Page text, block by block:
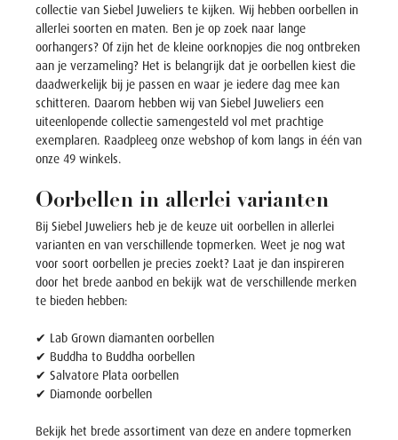
collectie van Siebel Juweliers te kijken. Wij hebben oorbellen in
allerlei soorten en maten. Ben je op zoek naar lange
oorhangers? Of zijn het de kleine oorknopjes die nog ontbreken
aan je verzameling? Het is belangrijk dat je oorbellen kiest die
daadwerkelijk bij je passen en waar je iedere dag mee kan
schitteren. Daarom hebben wij van Siebel Juweliers een
uiteenlopende collectie samengesteld vol met prachtige
exemplaren. Raadpleeg onze webshop of kom langs in één van
onze 49 winkels.
Oorbellen in allerlei varianten
Bij Siebel Juweliers heb je de keuze uit oorbellen in allerlei
varianten en van verschillende topmerken. Weet je nog wat
voor soort oorbellen je precies zoekt? Laat je dan inspireren
door het brede aanbod en bekijk wat de verschillende merken
te bieden hebben:
✔ Lab Grown diamanten oorbellen
✔ Buddha to Buddha oorbellen
✔ Salvatore Plata oorbellen
✔ Diamonde oorbellen
Bekijk het brede assortiment van deze en andere topmerken